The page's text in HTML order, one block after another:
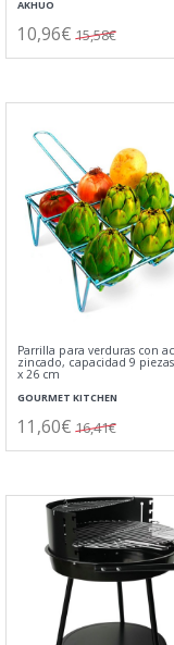
AKHUO
10,96€ 15,58€
Parrilla para verduras con
zincado, capacidad 9
x 26 cm
GOURMET KITCHEN
11,60€ 16,41€